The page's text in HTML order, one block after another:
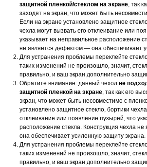
защитной пленкой/стеклом на экране, так
заходят на экран, что может быть
Если на экране установлено защитное
чехла могут вызвать его отклеивание или
указывает на неправильное расположение
не является дефектом — она обеспечивает
Для устранения проблемы переклейте
таких изменений не произошло, значит,
правильно, и ваш экран дополнительно
Обратите внимание: данный чехол не
защитной пленкой на экране, так как его
экран, что может быть несовместимо с
установлено защитное стекло, бортики
отклеивание или появление пузырей, что
расположение стекла. Конструкция чехла
она обеспечивает усиленную защиту экрана.
Для устранения проблемы переклейте
таких изменений не произошло, значит,
правильно, и ваш экран дополнительно